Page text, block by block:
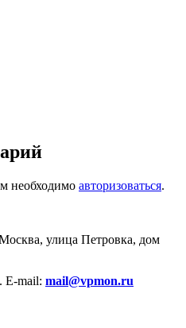
необходимо авторизоваться.
улица Петровка, дом
. E-mail: mail@vpmon.ru